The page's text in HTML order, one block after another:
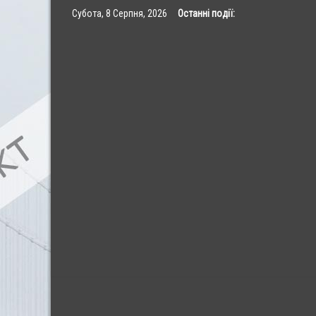
Субота, 8 Серпня, 2026 Останні події: